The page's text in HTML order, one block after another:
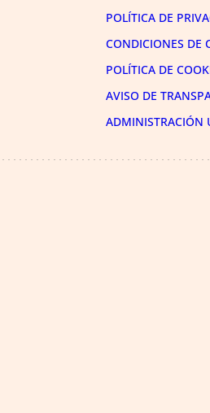
POLÍTICA DE
CONDICIONES DE
POLÍTICA DE
AVISO DE
ADMINISTRACIÓN